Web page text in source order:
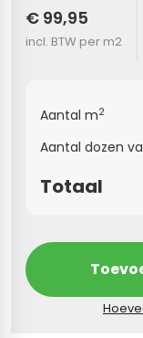
€ 99,95
incl. BTW per m2
Aantal m2
Aantal dozen
Totaal
(kloostertegels)
tegels
marmerlook